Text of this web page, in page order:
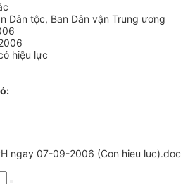
Dân tộc, Ban Dân vận Trung ương
hiệu lực
ngay 07-09-2006 (Con hieu luc).doc